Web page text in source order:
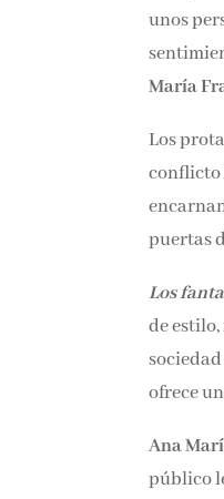
unos
María
Los
conflicto
puertas
Los
de
ofrece
Ana
público